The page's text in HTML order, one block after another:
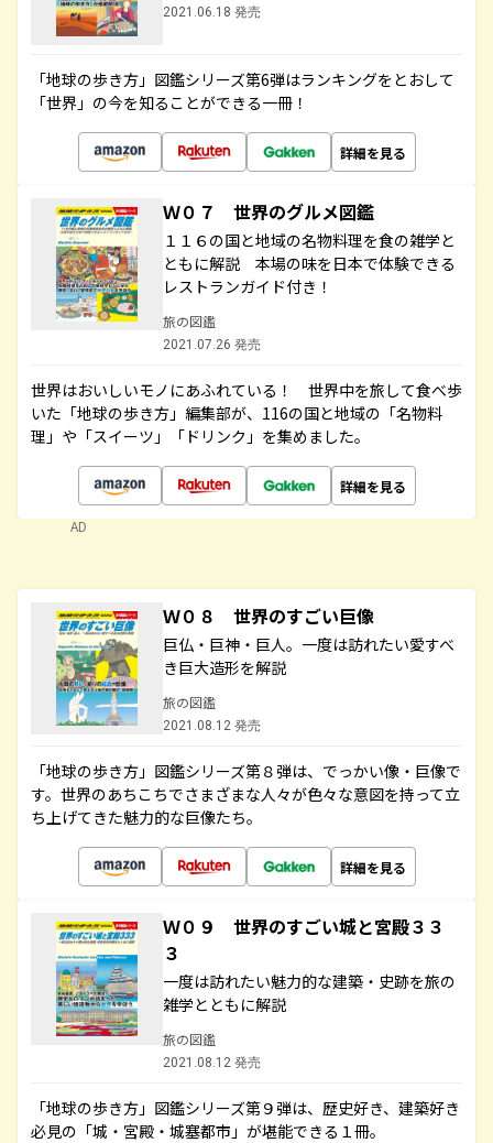
2021.06.18 発売
「地球の歩き方」図鑑シリーズ第6弾はランキングをとおして
「世界」の今を知ることができる一冊！
詳細を見る
Ｗ０７ 世界のグルメ図鑑
１１６の国と地域の名物料理を食の雑学と
ともに解説 本場の味を日本で体験できる
レストランガイド付き！
旅の図鑑
2021.07.26 発売
世界はおいしいモノにあふれている！ 世界中を旅して食べ歩
いた「地球の歩き方」編集部が、116の国と地域の「名物料
理」や「スイーツ」「ドリンク」を集めました。
詳細を見る
AD
Ｗ０８ 世界のすごい巨像
巨仏・巨神・巨人。一度は訪れたい愛すべ
き巨大造形を解説
旅の図鑑
2021.08.12 発売
「地球の歩き方」図鑑シリーズ第８弾は、でっかい像・巨像で
す。世界のあちこちでさまざまな人々が色々な意図を持って立
ち上げてきた魅力的な巨像たち。
詳細を見る
Ｗ０９ 世界のすごい城と宮殿３３
３
一度は訪れたい魅力的な建築・史跡を旅の
雑学とともに解説
旅の図鑑
2021.08.12 発売
「地球の歩き方」図鑑シリーズ第９弾は、歴史好き、建築好き
必見の「城・宮殿・城塞都市」が堪能できる１冊。